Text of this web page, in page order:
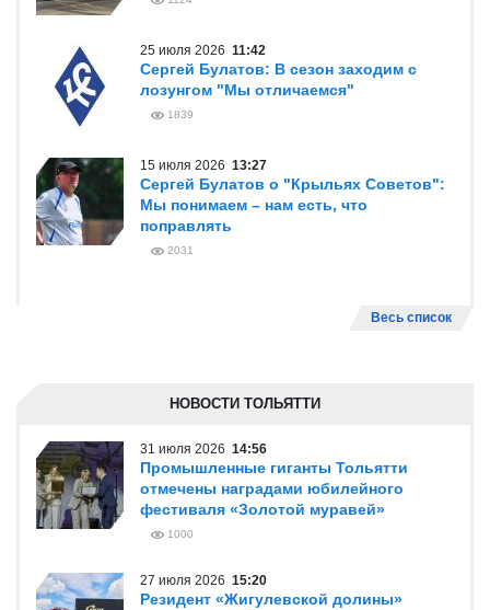
25 июля 2026 11:42
Сергей Булатов: В сезон заходим с
лозунгом "Мы отличаемся"
1839
15 июля 2026 13:27
Сергей Булатов о "Крыльях Советов":
Мы понимаем – нам есть, что
поправлять
2031
Весь список
НОВОСТИ ТОЛЬЯТТИ
31 июля 2026 14:56
Промышленные гиганты Тольятти
отмечены наградами юбилейного
фестиваля «Золотой муравей»
1000
27 июля 2026 15:20
Резидент «Жигулевской долины»